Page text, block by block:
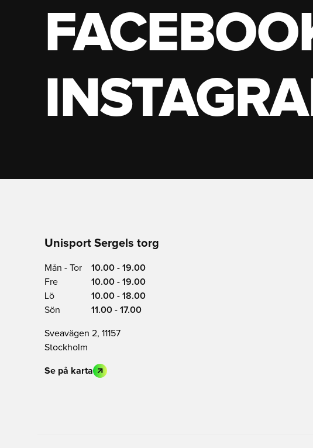
Unisport Sergels torg
Mån - Tor
10.00 - 19.00
Fre
10.00 - 19.00
Lö
10.00 - 18.00
Sön
11.00 - 17.00
Sveavägen 2, 11157
Stockholm
Se på karta